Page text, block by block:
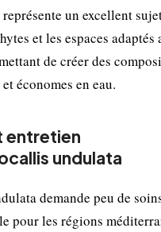
un excellent
et les espaces adaptés
de créer des
économes en eau.
entretien
undulata
demande peu de
pour les régions